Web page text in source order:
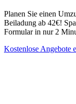
Planen Sie einen
Beiladung ab 42€!
Formular in nur 2
Kostenlose Angebote